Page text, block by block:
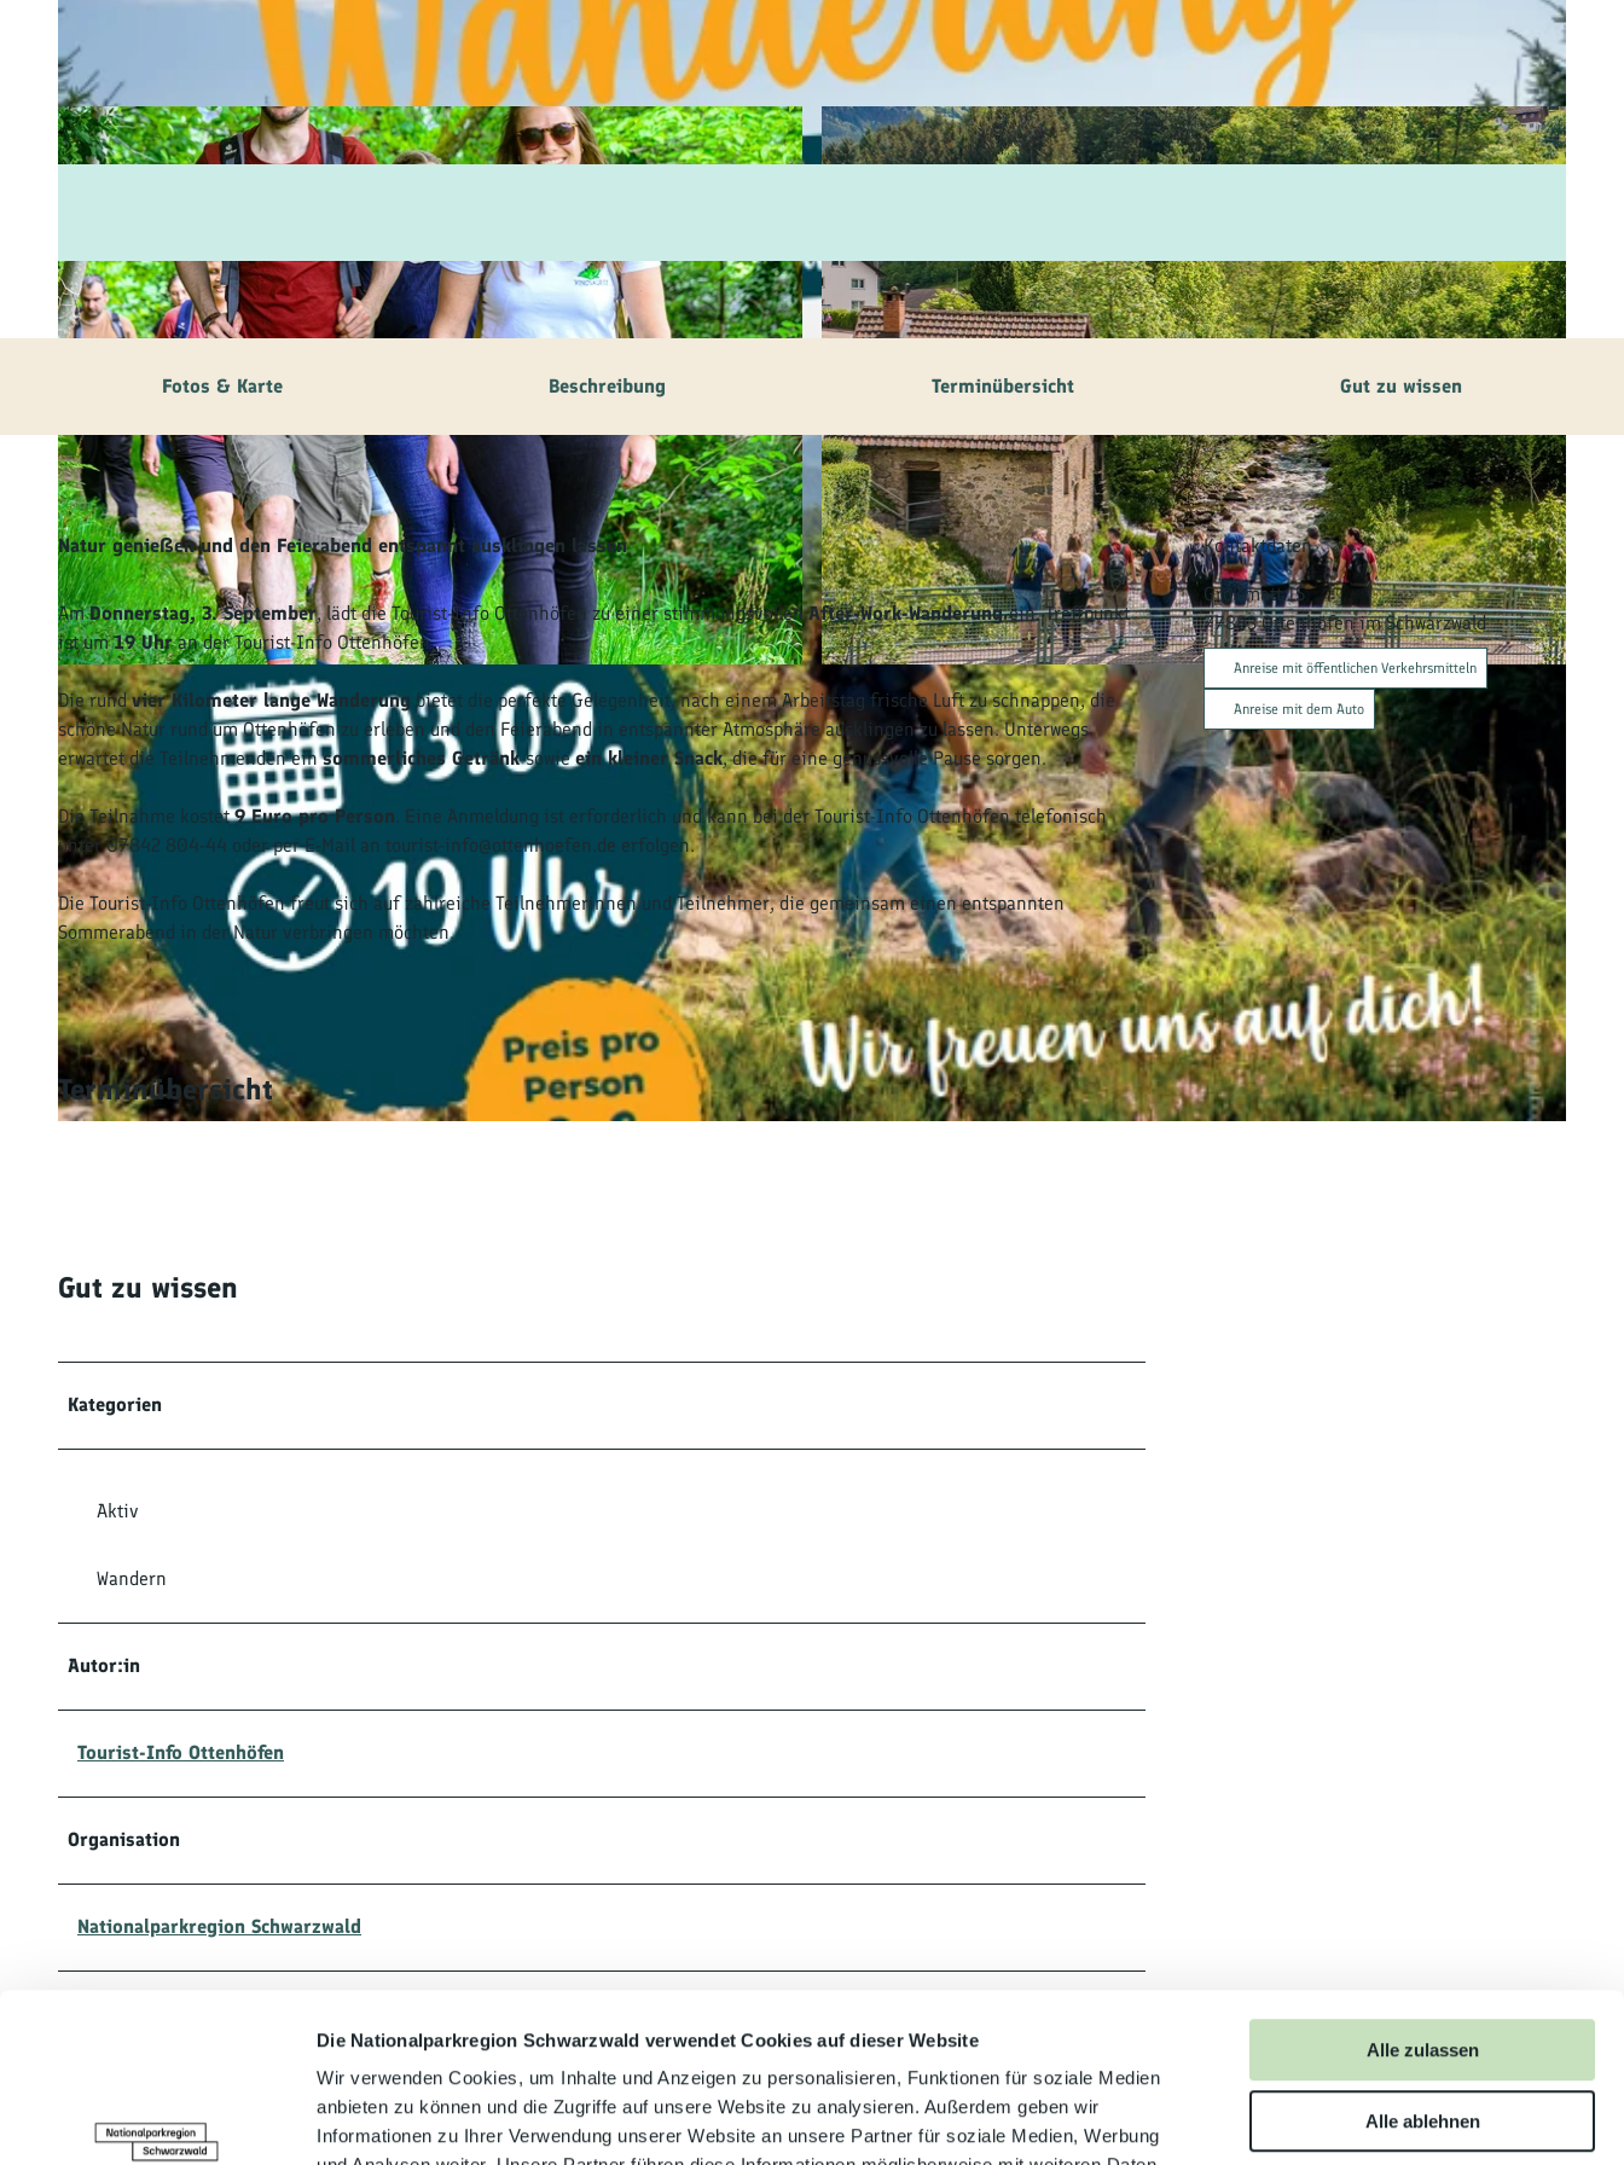
Die Nationalparkregion Schwarzwald verwendet Cookies auf dieser Website
Wir verwenden Cookies, um Inhalte und Anzeigen zu personalisieren, Funktionen für soziale Medien
anbieten zu können und die Zugriffe auf unsere Website zu analysieren. Außerdem geben wir
Informationen zu Ihrer Verwendung unserer Website an unsere Partner für soziale Medien, Werbung
Alle zulassen
Alle ablehnen
Familie
Aktivitäten
&
Erlebnisse
Brauchtum
Genuss &
Service &
Information
© Nicolai Stotz |CC-BY-SA © Nicolai Stotz | CC-BY-SA
Fotos & Karte Beschreibung Terminübersicht Gut zu wissen
Natur genießen und den Feierabend entspannt ausklingen lassen
AmDonnerstag, 3. September, lädt die Tourist-Info Ottenhöfen zu einer stimmungsvollenAfter-Work-Wanderungein. Treffpunkt
ist um19 Uhran der Tourist-Info Ottenhöfen.
Die rundvier Kilometer lange Wanderung bietet die perfekte Gelegenheit, nach einem Arbeitstag frische Luft zu schnappen, die
schöne Natur rund um Ottenhöfen zu erleben und den Feierabend in entspannter Atmosphäre ausklingen zu lassen. Unterwegs
erwartet die Teilnehmenden einsommerliches Getränksowieein kleiner Snack, die für eine genussvolle Pause sorgen.
Die Teilnahme kostet9 Euro pro Person. Eine Anmeldung ist erforderlich und kann bei der Tourist-Info Ottenhöfen telefonisch
unter 07842 804-44 oder per E-Mail an tourist-info@ottenhoefen.de erfolgen.
Die Tourist-Info Ottenhöfen freut sich auf zahlreiche Teilnehmerinnen und Teilnehmer, die gemeinsam einen entspannten
Sommerabend in der Natur verbringen möchten.
Terminübersicht
Gut zu wissen
Kategorien
Aktiv
Wandern
Autor:in
Tourist-Info Ottenhöfen
Organisation
Nationalparkregion Schwarzwald
Kontaktdaten
Großmatt 15
77883Ottenhöfen im Schwarzwald
Anreise mit öffentlichen Verkehrsmitteln
Anreise mit dem Auto